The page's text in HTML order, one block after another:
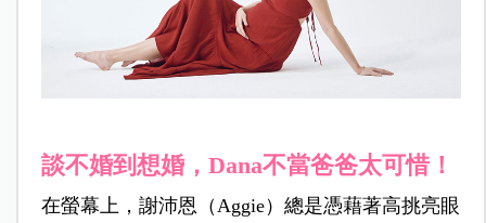
談不婚到想婚，Dana不當爸爸太可惜！
在螢幕上，謝沛恩（Aggie）總是憑藉著高挑亮眼